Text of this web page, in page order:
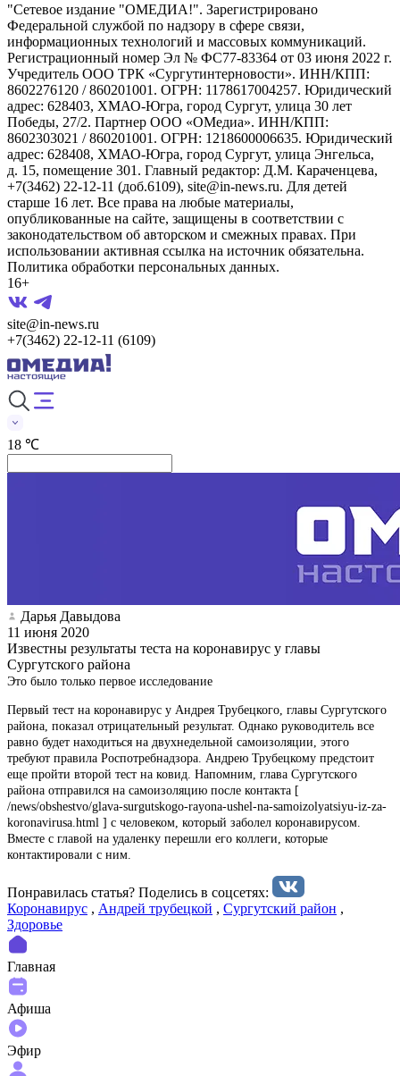
"Сетевое издание "ОМЕДИА!". Зарегистрировано
Федеральной службой по надзору в сфере связи,
информационных технологий и массовых коммуникаций.
Регистрационный номер Эл № ФС77-83364 от 03 июня 2022 г.
Учредитель ООО ТРК «Сургутинтерновости». ИНН/КПП:
8602276120 / 860201001. ОГРН: 1178617004257. Юридический
адрес: 628403, ХМАО-Югра, город Сургут, улица 30 лет
Победы, 27/2. Партнер ООО «ОМедиа». ИНН/КПП:
8602303021 / 860201001. ОГРН: 1218600006635. Юридический
адрес: 628408, ХМАО-Югра, город Сургут, улица Энгельса,
д. 15, помещение 301. Главный редактор: Д.М. Караченцева,
+7(3462) 22-12-11 (доб.6109), site@in-news.ru. Для детей
старше 16 лет. Все права на любые материалы,
опубликованные на сайте, защищены в соответствии с
законодательством об авторском и смежных правах. При
использовании активная ссылка на источник обязательна.
Политика обработки персональных данных.
16+
site@in-news.ru
+7(3462) 22-12-11 (6109)
18 ℃
Дарья Давыдова
11 июня 2020
Известны результаты теста на коронавирус у главы
Сургутского района
Это было только первое исследование
Первый тест на коронавирус у Андрея Трубецкого, главы Сургутского
района, показал отрицательный результат. Однако руководитель все
равно будет находиться на двухнедельной самоизоляции, этого
требуют правила Роспотребнадзора. Андрею Трубецкому предстоит
еще пройти второй тест на ковид. Напомним, глава Сургутского
района отправился на самоизоляцию после контакта [
/news/obshestvo/glava-surgutskogo-rayona-ushel-na-samoizolyatsiyu-iz-za-
koronavirusa.html ] с человеком, который заболел коронавирусом.
Вместе с главой на удаленку перешли его коллеги, которые
контактировали с ним.
Понравилась статья? Поделиcь в соцсетях:
Коронавирус , Андрей трубецкой , Сургутский район ,
Здоровье
Главная
Афиша
Эфир